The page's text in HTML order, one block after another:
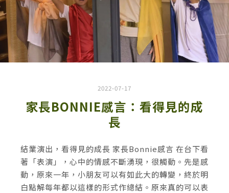
2022-07-17
家長BONNIE感言：看得見的成
長
結業演出，看得見的成長 家長Bonnie感言 在台下看
著「表演」，心中的情感不斷湧現，很觸動。先是感
動，原來一年，小朋友可以有如此大的轉變，終於明
白點解每年都以這樣的形式作總結。原來真的可以表